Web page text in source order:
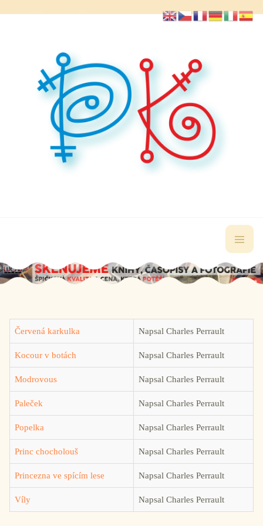
Červená karkulka Napsal Charles Perrault
Kocour v botách Napsal Charles Perrault
Modrovous Napsal Charles Perrault
Paleček Napsal Charles Perrault
Popelka Napsal Charles Perrault
Princ chocholouš Napsal Charles Perrault
Princezna ve spícím lese Napsal Charles Perrault
Víly Napsal Charles Perrault